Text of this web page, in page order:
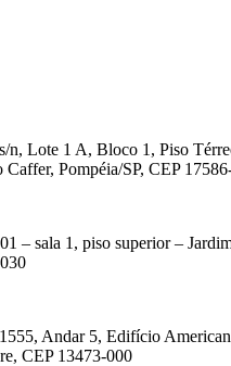
n, Lote 1 A, Bloco 1, Piso
Pompéia/SP, CEP
– sala 1, piso superior –
Andar 5, Edifício
CEP 13473-000